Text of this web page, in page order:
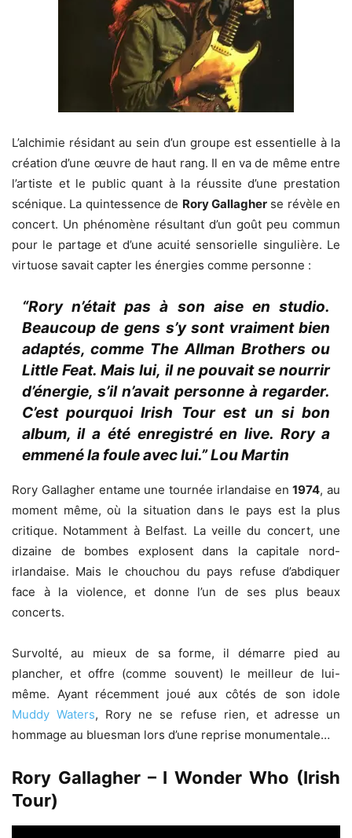
L’alchimie résidant au sein d’un groupe est essentielle à la
création d’une œuvre de haut rang. Il en va de même entre
l’artiste et le public quant à la réussite d’une prestation
scénique. La quintessence de Rory Gallagherse révèle en
concert. Un phénomène résultant d’un goût peu commun
pour le partage et d’une acuité sensorielle singulière. Le
virtuose savait capter les énergies comme personne :
“Rory n’était pas à son aise en studio.
Beaucoup de gens s’y sont vraiment bien
adaptés, comme The Allman Brothers ou
Little Feat. Mais lui, il ne pouvait se nourrir
d’énergie, s’il n’avait personne à regarder.
C’est pourquoi Irish Tour est un si bon
album, il a été enregistré en live. Rory a
emmené la foule avec lui.”Lou Martin
Rory Gallagher entame une tournée irlandaise en1974, au
moment même, où la situation dans le pays est la plus
critique. Notamment à Belfast. La veille du concert, une
dizaine de bombes explosent dans la capitale nord-
irlandaise. Mais le chouchou du pays refuse d’abdiquer
face à la violence, et donne l’un de ses plus beaux
concerts.
Survolté, au mieux de sa forme, il démarre pied au
plancher, et offre (comme souvent) le meilleur de lui-
même. Ayant récemment joué aux côtés de son idole
Muddy Waters, Rory ne se refuse rien, et adresse un
hommage au bluesman lors d’une reprise monumentale…
Rory Gallagher – I Wonder Who (Irish
Tour)